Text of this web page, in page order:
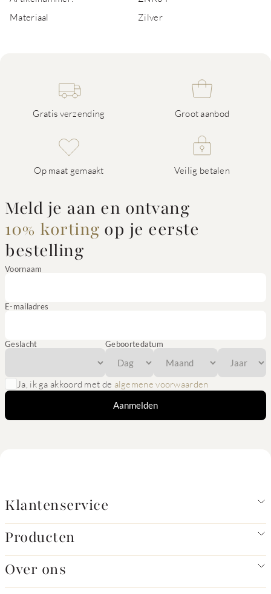
Materiaal
Zilver
Gratis verzending Groot aanbod
Op maat gemaakt Veilig betalen
Meld je aan en ontvang
10% korting op je eerste
bestelling
Voornaam
E-mailadres
Geslacht Geboortedatum
Ja, ik ga akkoord met de algemene voorwaarden
Aanmelden
Klantenservice
Producten
Over ons